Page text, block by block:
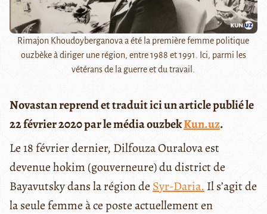
Rimajon Khoudoyberganova a été la première femme politique
ouzbèke à diriger une région, entre 1988 et 1991. Ici, parmi les
vétérans de la guerre et du travail.
Novastan reprend et traduit ici un article publié le
22 février 2020 par le média ouzbekKun.uz.
Le 18 février dernier, Dilfouza Ouralova est
devenue hokim (gouverneure) du district de
Bayavutsky dans la région deSyr-Daria. Il s’agit de
la seule femme à ce poste actuellement en